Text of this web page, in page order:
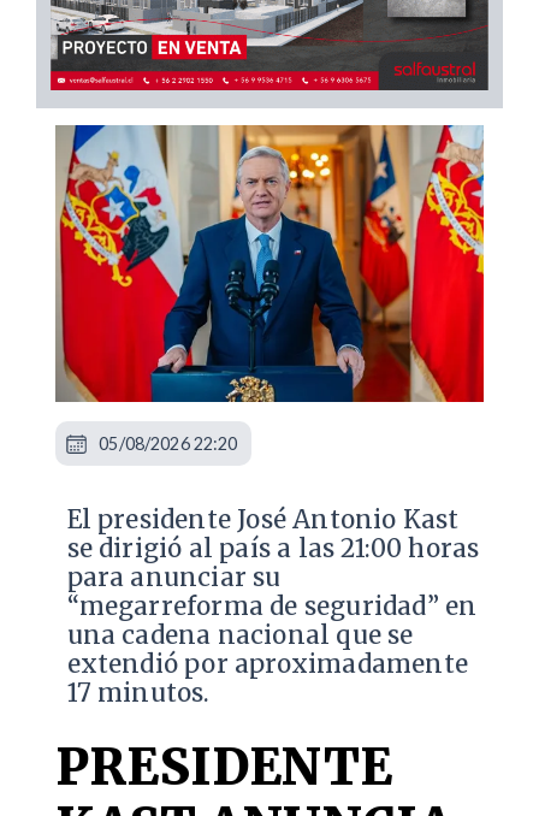
El presidente José Antonio Kast
se dirigió al país a las 21:00 horas
para anunciar su
“megarreforma de seguridad” en
una cadena nacional que se
extendió por aproximadamente
17 minutos.
PRESIDENTE
05/08/2026 22:20